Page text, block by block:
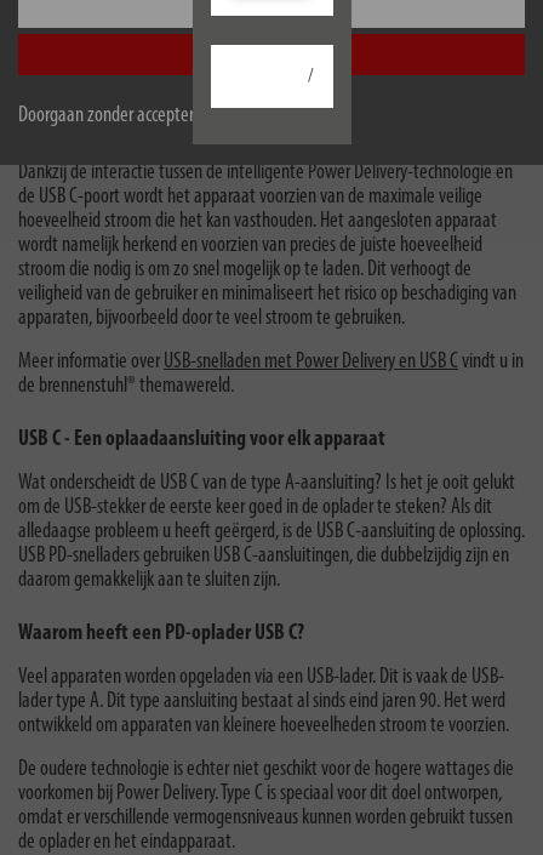
Doorgaan zonder accepteren
/
Kan ik mijn apparaat opladen met Power Delivery?
Of je nu je smartphone, tablet, smartwatch of laptop wilt opladen, als het
apparaat Power Delivery-technologie heeft, kan het worden opgeladen
met PD via de USB C-poort.
Dankzij de interactie tussen de intelligente Power Delivery-technologie en
de USB C-poort wordt het apparaat voorzien van de maximale veilige
hoeveelheid stroom die het kan vasthouden. Het aangesloten apparaat
wordt namelijk herkend en voorzien van precies de juiste hoeveelheid
stroom die nodig is om zo snel mogelijk op te laden. Dit verhoogt de
veiligheid van de gebruiker en minimaliseert het risico op beschadiging van
apparaten, bijvoorbeeld door te veel stroom te gebruiken.
Meer informatie over USB-snelladen met Power Delivery en USB C vindt u in
de brennenstuhl® themawereld.
USB C - Een oplaadaansluiting voor elk apparaat
Wat onderscheidt de USB C van de type A-aansluiting? Is het je ooit gelukt
om de USB-stekker de eerste keer goed in de oplader te steken? Als dit
alledaagse probleem u heeft geërgerd, is de USB C-aansluiting de oplossing.
USB PD-snelladers gebruiken USB C-aansluitingen, die dubbelzijdig zijn en
daarom gemakkelijk aan te sluiten zijn.
Waarom heeft een PD-oplader USB C?
Veel apparaten worden opgeladen via een USB-lader. Dit is vaak de USB-
lader type A. Dit type aansluiting bestaat al sinds eind jaren 90. Het werd
ontwikkeld om apparaten van kleinere hoeveelheden stroom te voorzien.
De oudere technologie is echter niet geschikt voor de hogere wattages die
voorkomen bij Power Delivery. Type C is speciaal voor dit doel ontworpen,
omdat er verschillende vermogensniveaus kunnen worden gebruikt tussen
de oplader en het eindapparaat.